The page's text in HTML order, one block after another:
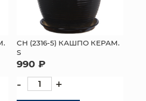
СН (2316-5) КАШПО КЕРАМ.
S
990 ₽
- +